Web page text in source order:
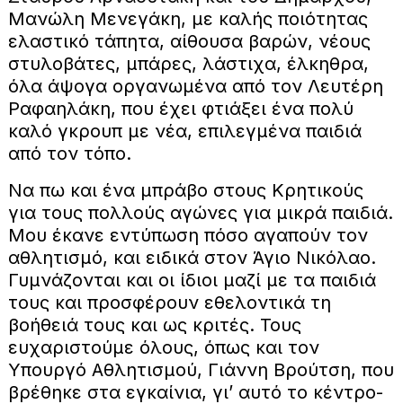
Μανώλη Μενεγάκη, με καλής ποιότητας
ελαστικό τάπητα, αίθουσα βαρών, νέους
στυλοβάτες, μπάρες, λάστιχα, έλκηθρα,
όλα άψογα οργανωμένα από τον Λευτέρη
Ραφαηλάκη, που έχει φτιάξει ένα πολύ
καλό γκρουπ με νέα, επιλεγμένα παιδιά
από τον τόπο.
Να πω και ένα μπράβο στους Κρητικούς
για τους πολλούς αγώνες για μικρά παιδιά.
Μου έκανε εντύπωση πόσο αγαπούν τον
αθλητισμό, και ειδικά στον Άγιο Νικόλαο.
Γυμνάζονται και οι ίδιοι μαζί με τα παιδιά
τους και προσφέρουν εθελοντικά τη
βοήθειά τους και ως κριτές. Τους
ευχαριστούμε όλους, όπως και τον
Υπουργό Αθλητισμού, Γιάννη Βρούτση, που
βρέθηκε στα εγκαίνια, γι’ αυτό το κέντρο-